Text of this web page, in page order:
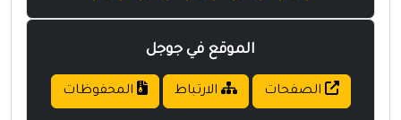
الموقع في جوجل
الصفحات الارتباط المحفوظات